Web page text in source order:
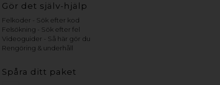
Gör det själv-hjälp
Felkoder - Sök efter kod
Felsökning - Sök efter fel
Videoguider - Så här gör du
Rengöring & underhåll
Spåra ditt paket